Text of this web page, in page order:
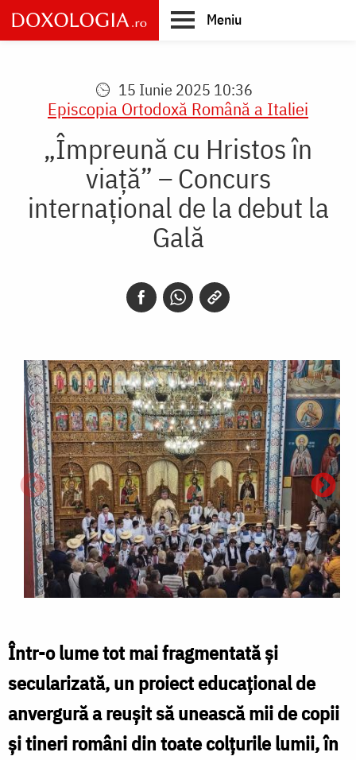
Skip
to
main
Meniu
15 Iunie 2025 10:36
Episcopia Ortodoxă Română a Italiei
„Împreună cu Hristos în
viață” – Concurs
internațional de la debut la
Gală
Într-o lume tot mai fragmentată și
secularizată, un proiect educațional de
anvergură a reușit să unească mii de copii
și tineri români din toate colțurile lumii, în